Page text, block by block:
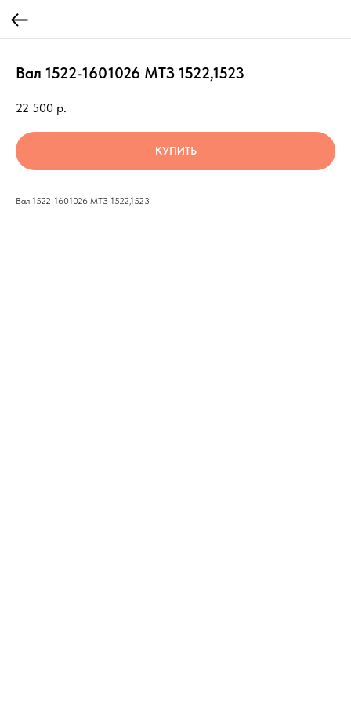
Вал 1522-1601026 МТЗ 1522,1523
22 500 р.
КУПИТЬ
Вал 1522-1601026 МТЗ 1522,1523